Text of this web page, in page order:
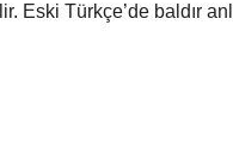
Eski Türkçe’de baldır